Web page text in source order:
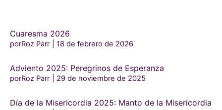
Cuaresma 2026
porRoz Parr 18 de febrero de 2026
Adviento 2025: Peregrinos de Esperanza
porRoz Parr 29 de noviembre de 2025
Día de la Misericordia 2025: Manto de la Misericordia